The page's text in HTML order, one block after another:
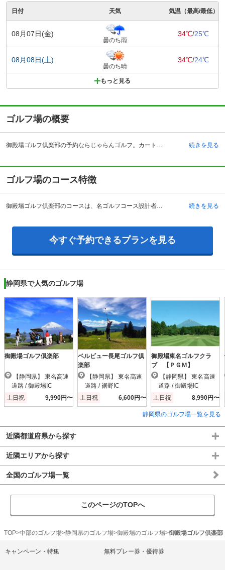
日付 天気 気温（最高/最低）
08月07日(金)
曇のち雨
34℃/25℃
08月08日(土)
曇のち晴
34℃/24℃
もっと見る
ゴルフ場の概要
続きを見る
ゴルフ場のコース特徴
続きを見る
今すぐ予約できるプランを見る
静岡県で人気のゴルフ場
御殿場ゴルフ倶楽部
道路 / 御殿場IC
土日祝
9,990円〜
ベルビュー長尾ゴルフ倶
楽部
道路 / 裾野IC
土日祝
6,600円〜
御殿場東名ゴルフクラ
ブ 【ＰＧＭ】
道路 / 御殿場IC
土日祝
8,990円〜
静岡県のゴルフ場一覧を見る
近隣都道府県から探す
近隣エリアから探す
全国のゴルフ場一覧
このページのTOPへ
TOP 中部のゴルフ場 静岡県のゴルフ場 御殿場のゴルフ場 御殿場ゴルフ倶楽部
キャンペーン・特集 無料プレー券・優待券